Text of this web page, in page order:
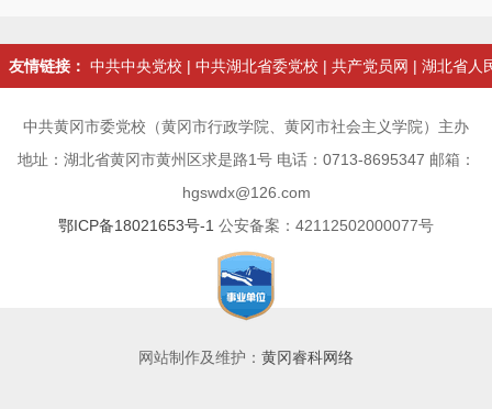
友情链接： 中共中央党校 | 中共湖北省委党校 | 共产党员网 | 湖北省人
中共黄冈市委党校（黄冈市行政学院、黄冈市社会主义学院）主办
地址：湖北省黄冈市黄州区求是路1号 电话：0713-8695347 邮箱：
hgswdx@126.com
鄂ICP备18021653号-1 公安备案：42112502000077号
网站制作及维护： 黄冈睿科网络